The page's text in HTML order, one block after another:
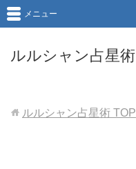
ルルシャン占星術
メニュー
ルルシャン占星術 TOP